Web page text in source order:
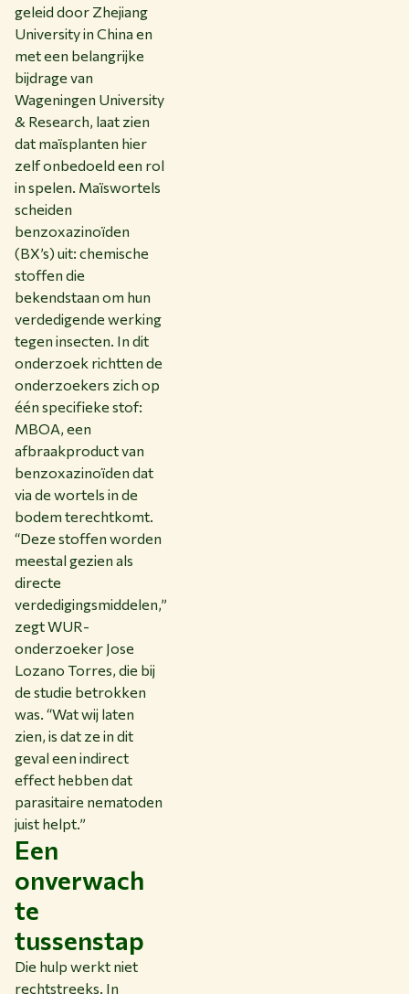
geleid door Zhejiang
University in China en
met een belangrijke
bijdrage van
Wageningen University
& Research, laat zien
dat maïsplanten hier
zelf onbedoeld een rol
in spelen. Maïswortels
scheiden
benzoxazinoïden
(BX’s) uit: chemische
stoffen die
bekendstaan om hun
verdedigende werking
tegen insecten. In dit
onderzoek richtten de
onderzoekers zich op
één specifieke stof:
MBOA, een
afbraakproduct van
benzoxazinoïden dat
via de wortels in de
bodem terechtkomt.
“Deze stoffen worden
meestal gezien als
directe
verdedigingsmiddelen,”
zegt WUR-
onderzoeker Jose
Lozano Torres, die bij
de studie betrokken
was. “Wat wij laten
zien, is dat ze in dit
geval een indirect
effect hebben dat
parasitaire nematoden
juist helpt.”
Een
onverwach
te
tussenstap
Die hulp werkt niet
rechtstreeks. In